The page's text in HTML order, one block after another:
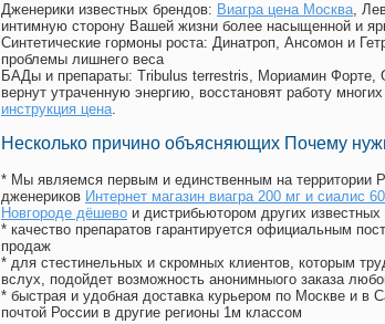
Дженерики известных брендов: Виагра цена Москва,
интимную сторону Вашей жизни более насыщенной и
Синтетические гормоны роста: Динатроп, Ансомон и
проблемы лишнего веса
БАДы и препараты: Tribulus terrestris, Мориамин Форте,
вернут утраченную энергию, восстановят работу
инструкция цена.
Несколько причино объясняющих Почему
* Мы являемся первым и единственным на территории
дженериков Интернет магазин виагра 200 мг и сиалис
Новгороде дёшево и дистрибьютором других известных
* качество препаратов гарантируется официальным
продаж
* для стестинельных и скромных клиентов, которым
вслух, подойдет возможность анонимныого заказа
* быстрая и удобная доставка курьером по Москве и в
почтой России в другие регионы 1м классом